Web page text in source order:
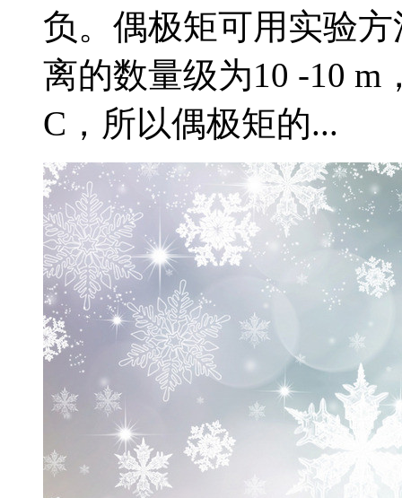
负。偶极矩可用实验
离的数量级为10 -10 m
C，所以偶极矩的...